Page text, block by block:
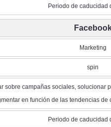
Periodo de caducidad
Marketing
spin
sobre campañas sociales,
en función de las tendencias
Periodo de caducidad